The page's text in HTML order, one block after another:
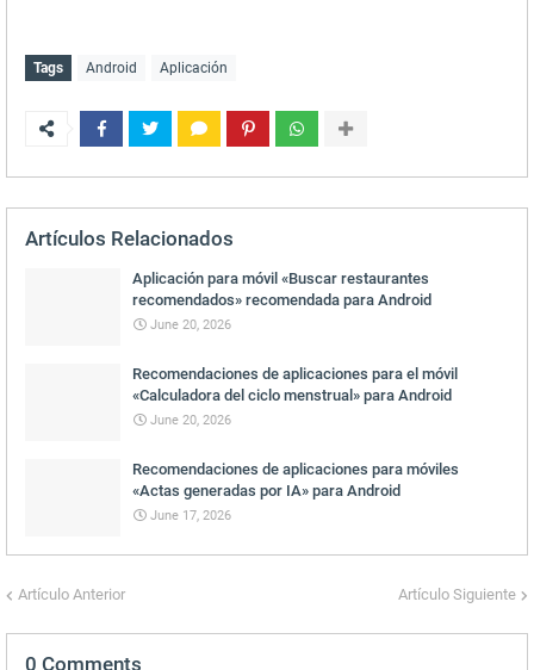
Tags Android Aplicación
Artículos Relacionados
Aplicación para móvil «Buscar restaurantes
recomendados» recomendada para Android
June 20, 2026
Recomendaciones de aplicaciones para el móvil
«Calculadora del ciclo menstrual» para Android
June 20, 2026
Recomendaciones de aplicaciones para móviles
«Actas generadas por IA» para Android
June 17, 2026
Artículo Anterior Artículo Siguiente
0 Comments